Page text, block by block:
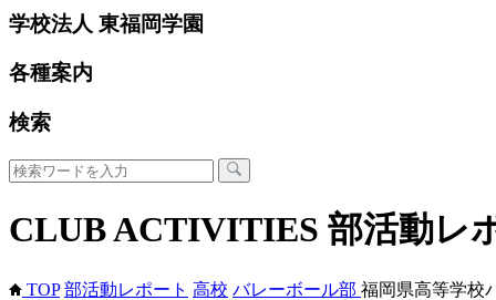
学校法人 東福岡学園
各種案内
検索
CLUB ACTIVITIES 部活動レ
TOP 部活動レポート 高校 バレーボール部 福岡県高等学校